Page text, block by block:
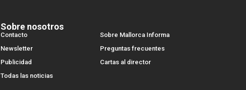
Sobre nosotros
Contacto
Sobre Mallorca Informa
Newsletter
Preguntas frecuentes
Publicidad
Cartas al director
Todas las noticias